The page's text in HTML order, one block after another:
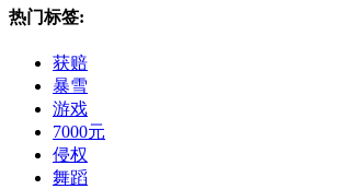
热门标签:
获赔
暴雪
游戏
7000元
侵权
舞蹈